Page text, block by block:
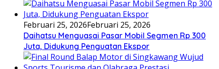
Februari 25, 2026Februari 25, 2026
Daihatsu Menguasai Pasar Mobil Segmen Rp 300
Juta, Didukung Penguatan Ekspor